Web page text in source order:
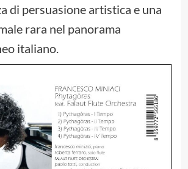
di persuasione artistica e una
rara nel panorama
italiano.